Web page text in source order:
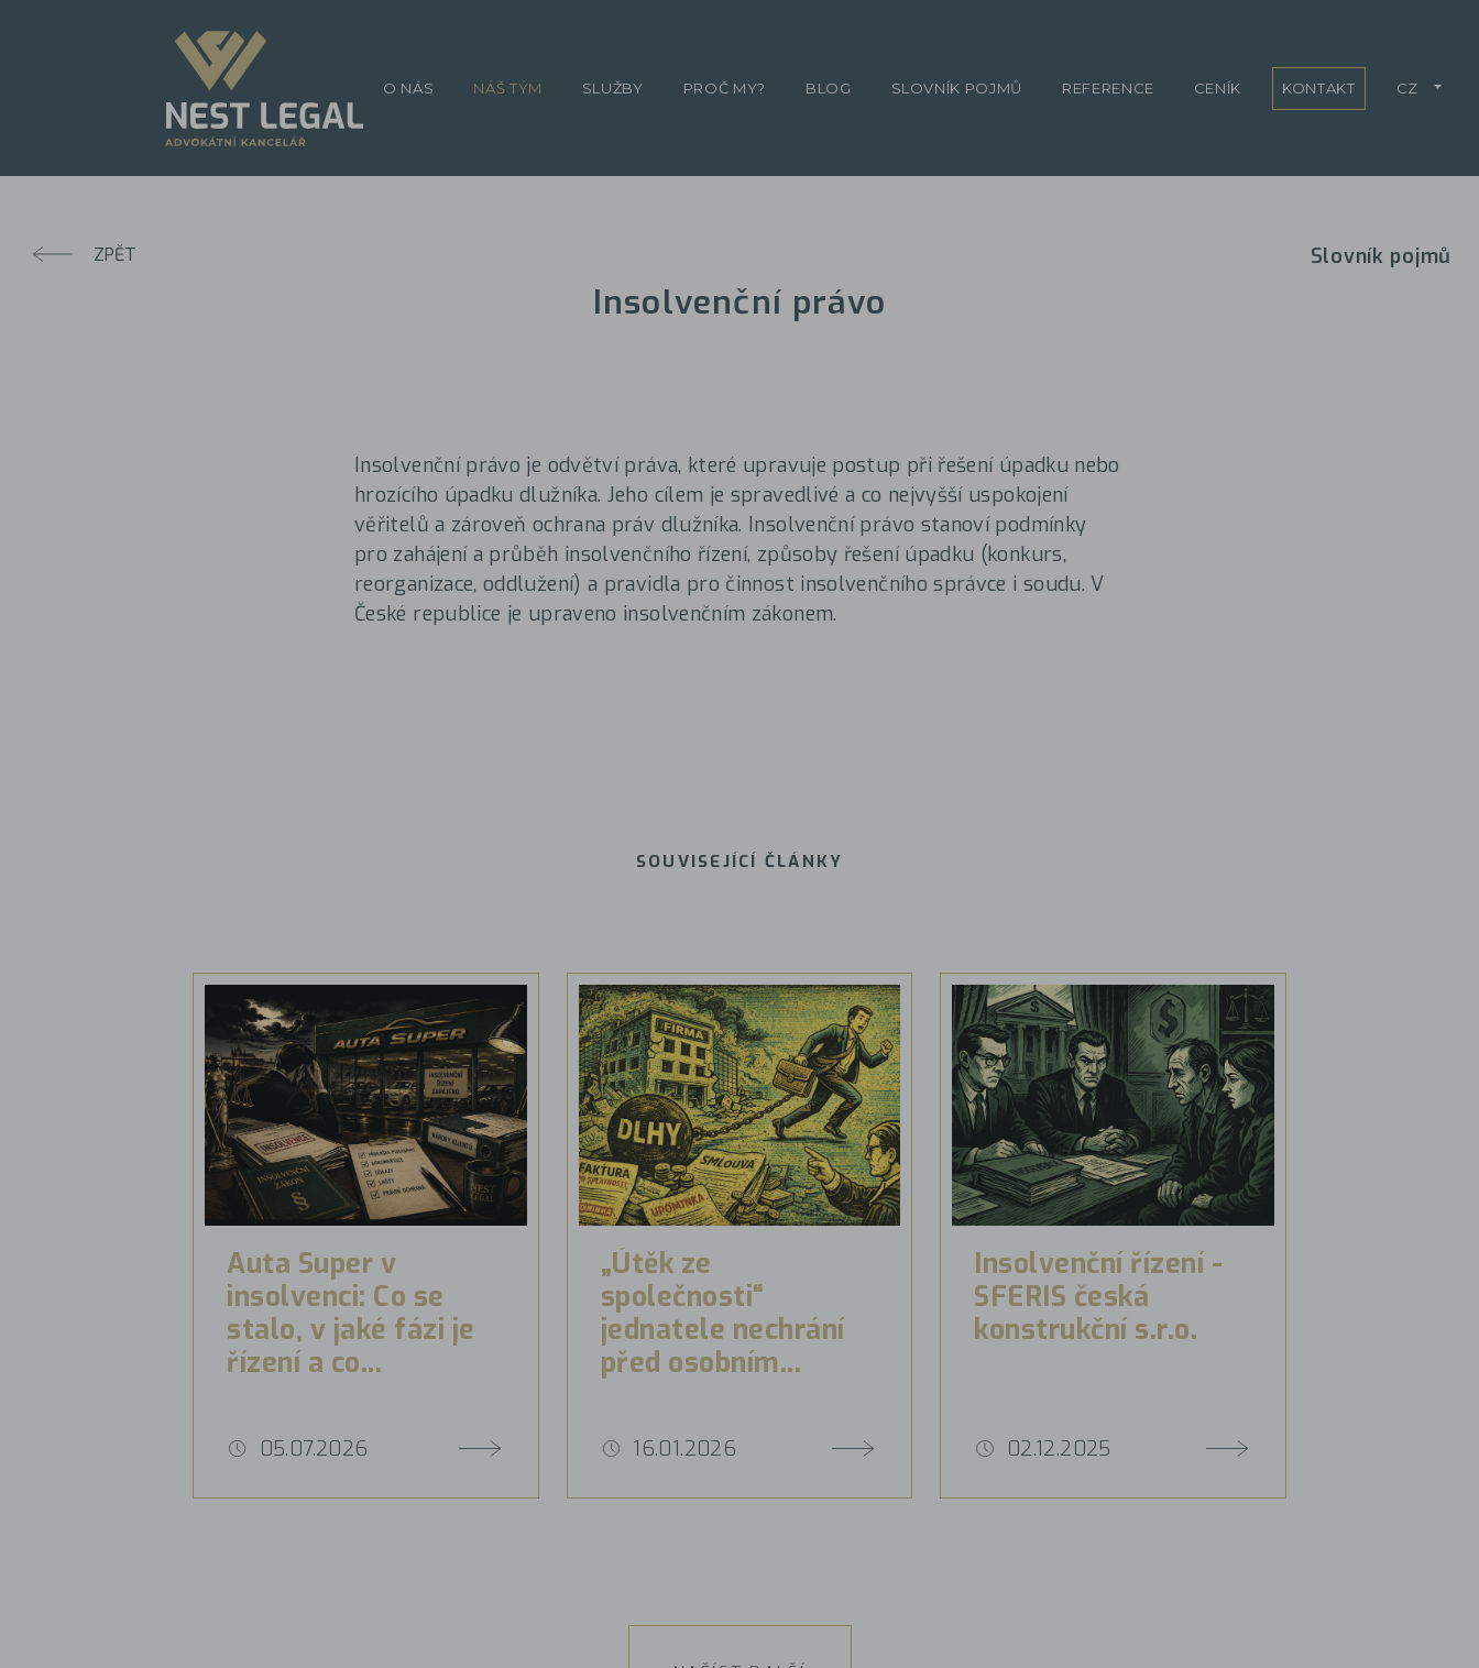
ZPĚT Slovník pojmů
Insolvenční právo
Insolvenční právo je odvětví práva, které upravuje postup při řešení úpadku nebo
hrozícího úpadku dlužníka. Jeho cílem je spravedlivé a co nejvyšší uspokojení
věřitelů a zároveň ochrana práv dlužníka. Insolvenční právo stanoví podmínky
pro zahájení a průběh insolvenčního řízení, způsoby řešení úpadku (konkurs,
reorganizace, oddlužení) a pravidla pro činnost insolvenčního správce i soudu. V
České republice je upraveno insolvenčním zákonem.
SOUVISEJÍCÍ ČLÁNKY
Auta Super v
insolvenci: Co se
stalo, v jaké fázi je
řízení a co...
05.07.2026
„Útěk ze
společnosti“
jednatele nechrání
před osobním...
16.01.2026
Insolvenční řízení -
SFERIS česká
konstrukční s.r.o.
02.12.2025
O NÁS NÁŠ TÝM SLUŽBY PROČ MY? BLOG SLOVNÍK POJMŮ REFERENCE CENÍK KONTAKT CZ